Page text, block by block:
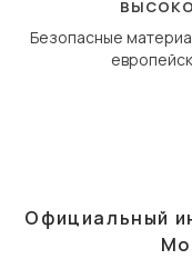
Безопасные
Официальный